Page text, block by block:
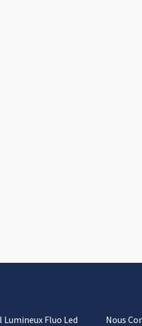
Lumineux Fluo Led Nous